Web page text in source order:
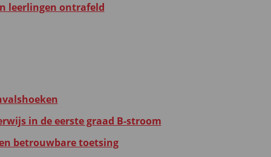
leerlingen ontrafeld
in de eerste graad B-stroom
betrouwbare toetsing